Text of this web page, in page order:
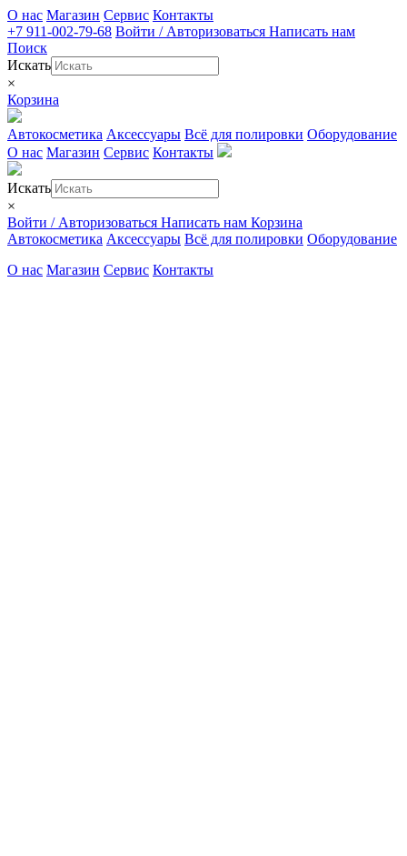
О нас Магазин Сервис Контакты
+7 911-002-79-68 Войти / Авторизоваться Написать нам
Поиск
Искать
×
Корзина
Автокосметика Аксессуары Всё для полировки Оборудование
О нас Магазин Сервис Контакты
Искать
×
Войти / Авторизоваться Написать нам Корзина
Автокосметика Аксессуары Всё для полировки Оборудование
О нас Магазин Сервис Контакты